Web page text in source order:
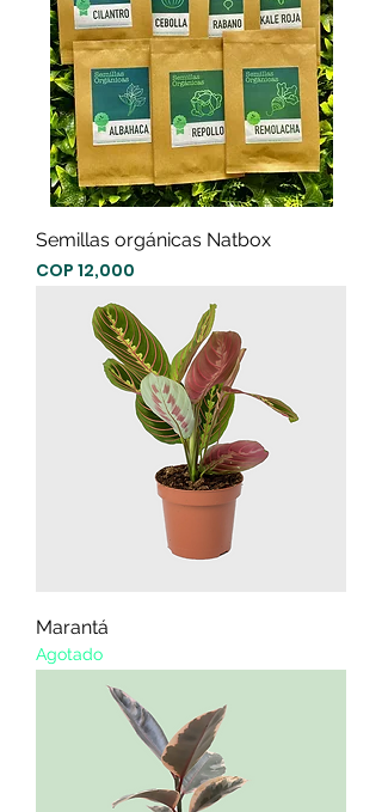
Semillas orgánicas Natbox
Precio
COP 12,000
Marantá
Agotado